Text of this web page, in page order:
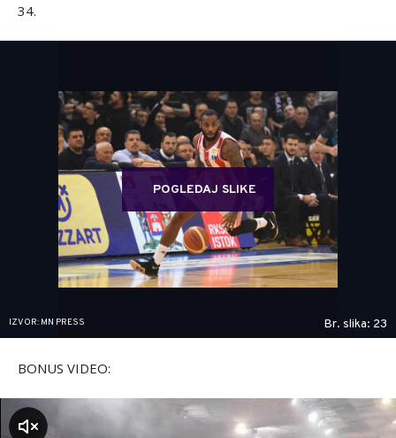
34.
POGLEDAJ SLIKE
IZVOR: MN PRESS Br. slika: 23
BONUS VIDEO: